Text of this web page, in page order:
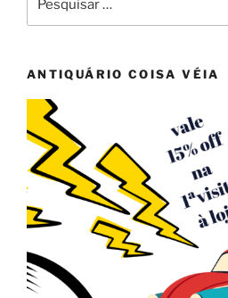
por:
ANTIQUÁRIO COISA VÉIA